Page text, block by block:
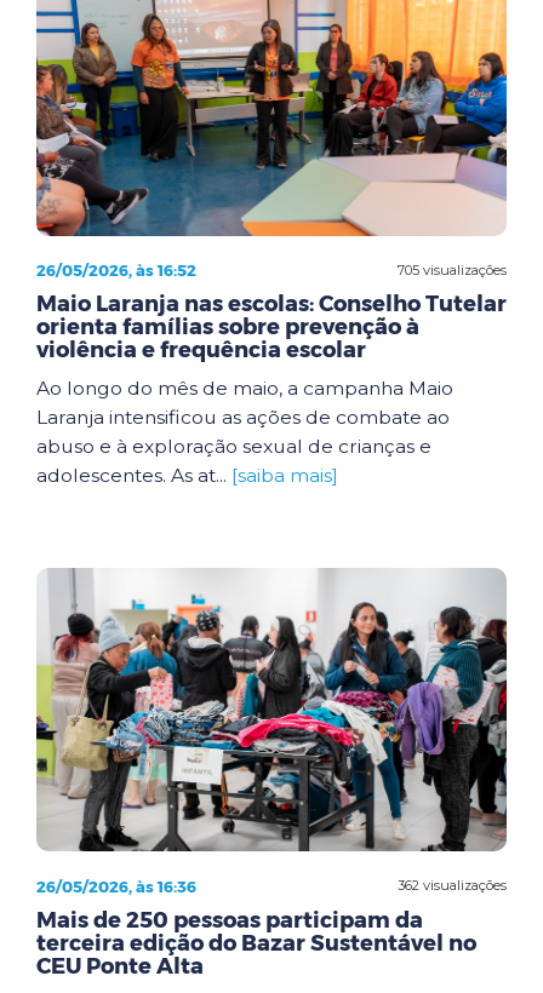
705 visualizações
26/05/2026, às 16:52
Maio Laranja nas escolas: Conselho Tutelar
orienta famílias sobre prevenção à
violência e frequência escolar
Ao longo do mês de maio, a campanha Maio
Laranja intensificou as ações de combate ao
abuso e à exploração sexual de crianças e
adolescentes. As at... [saiba mais]
362 visualizações
26/05/2026, às 16:36
Mais de 250 pessoas participam da
terceira edição do Bazar Sustentável no
CEU Ponte Alta